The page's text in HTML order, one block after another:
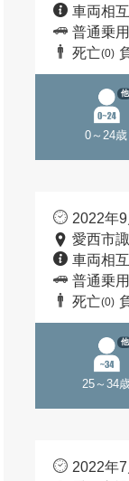
車両相
普通乗
死亡(0)
0～24歳
他
2022年
愛西市
車両相
普通乗
死亡(0)
25～34
他
2022年